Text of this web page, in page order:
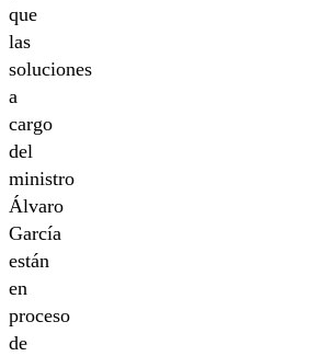
que
las
soluciones
a
cargo
del
ministro
Álvaro
García
están
en
proceso
de